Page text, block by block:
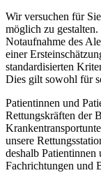
Wir versuchen für
möglich zu
Notaufnahme des
einer
standardisierten
Dies gilt sowohl für
Patientinnen und
Rettungskräften der
unsere
deshalb Patientinnen
Fachrichtungen und